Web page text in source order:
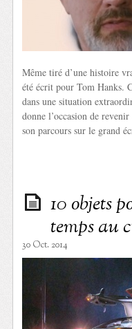
Même tiré d’une histoire
été écrit pour Tom Hanks.
dans une situation
donne l’occasion de
son parcours sur le grand
10 objets
temps au
30 Oct. 2014